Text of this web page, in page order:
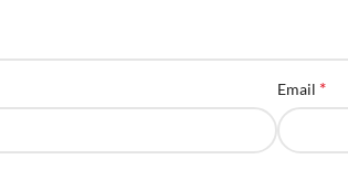
Email *